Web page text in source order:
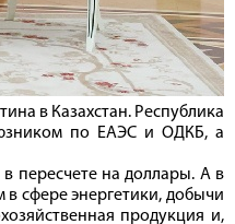
в Казахстан. Республика
по ЕАЭС и ОДКБ, а
пересчете на доллары. А в
сфере энергетики, добычи
продукция и,